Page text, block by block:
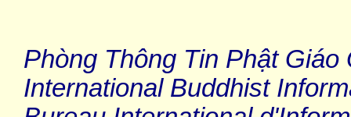
Phòng Thông Tin Phật Giáo
International Buddhist